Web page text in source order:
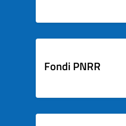
Fondi PNRR